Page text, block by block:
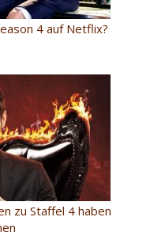
4 auf Netflix?
zu Staffel 4 haben